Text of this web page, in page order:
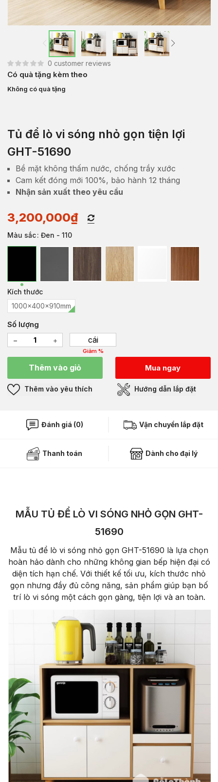
0 customer reviews
Có quà tặng kèm theo
Không có quà tặng
Tủ để lò vi sóng nhỏ gọn tiện lợi
GHT-51690
Bề mặt không thấm nước, chống trầy xước
Cam kết đóng mới 100%, bảo hành 12 tháng
Nhận sản xuất theo yêu cầu
3,200,000₫
Màu sắc: Đen - 110
Kích thước
1000x400x910mm
Số lượng
cái
Giảm %
Thêm vào giỏ Mua ngay
Thêm vào yêu thích Hướng dẫn lắp đặt
Đánh giá (0) Vận chuyển lắp đặt
Thanh toán Dành cho đại lý
MẪU TỦ ĐỂ LÒ VI SÓNG NHỎ GỌN GHT-
51690
Mẫu tủ để lò vi sóng nhỏ gọn GHT-51690 là lựa chọn
hoàn hảo dành cho những không gian bếp hiện đại có
diện tích hạn chế. Với thiết kế tối ưu, kích thước nhỏ
gọn nhưng đầy đủ công năng, sản phẩm giúp bạn bố
trí lò vi sóng một cách gọn gàng, tiện lợi và an toàn.